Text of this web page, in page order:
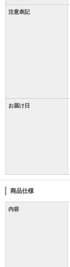
注意表記
お届け日
商品仕様
内容